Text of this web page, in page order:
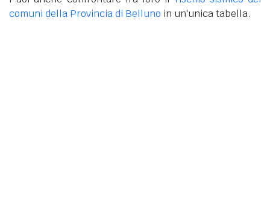
comuni della Provincia di Belluno in un'unica tabella.